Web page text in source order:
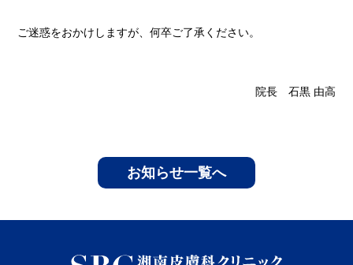
ご迷惑をおかけしますが、何卒ご了承ください。
院長 石黒 由高
お知らせ一覧へ